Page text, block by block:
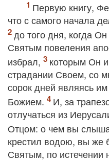
Первую книгу,
что с самого начала
до того дня, когда
Святым повеления
избрал,
которым Он
страдании Своем, со
сорок дней являясь
Божием.
И, за
отлучаться из
Отцом: о чем вы
крестил водою, вы же
Святым, по истечении